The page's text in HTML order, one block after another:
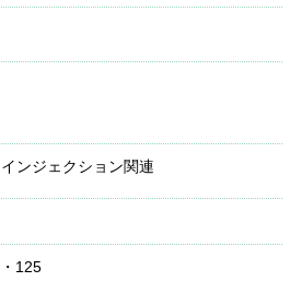
ンジェクション関連
125